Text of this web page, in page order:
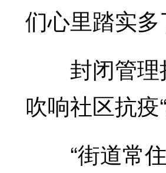
们心里踏实
封闭管理
吹响社区抗疫
“街道常住